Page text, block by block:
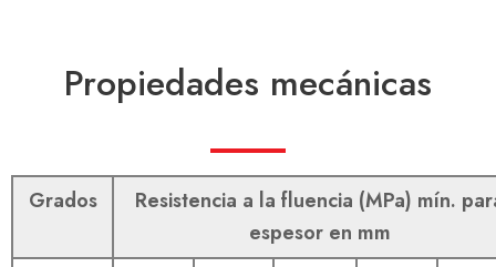
Propiedades mecánicas
Grados
Resistencia a la fluencia (MPa) mín.
espesor en mm